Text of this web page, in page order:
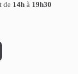
de 14hà 19h30